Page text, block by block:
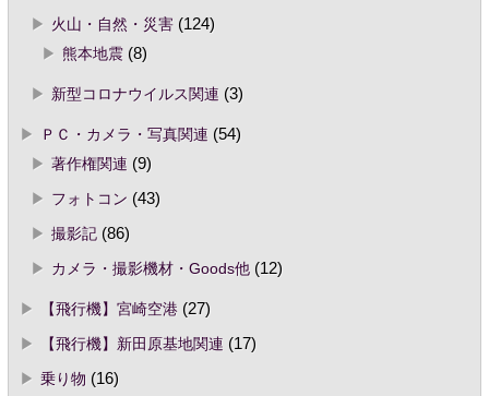
火山・自然・災害(124)
熊本地震(8)
新型コロナウイルス関連 (3)
ＰＣ・カメラ・写真関連 (54)
著作権関連 (9)
フォトコン (43)
撮影記(86)
カメラ・撮影機材・Goods他(12)
【飛行機】宮崎空港(27)
【飛行機】新田原基地関連 (17)
乗り物 (16)